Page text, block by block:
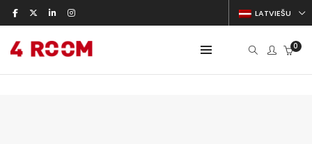
LATVIEŠU
0